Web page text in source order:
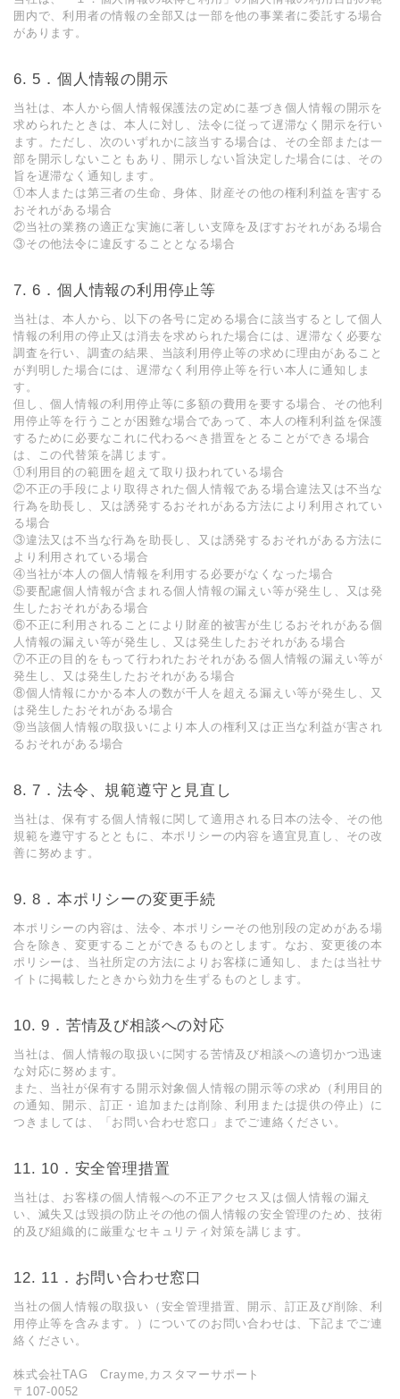
囲内で、利用者の情報の全部又は一部を他の事業者に委託する場合
があります。
5．個⼈情報の開⽰
当社は、本⼈から個⼈情報保護法の定めに基づき個⼈情報の開⽰を
求められたときは、本⼈に対し、法令に従って遅滞なく開⽰を⾏い
ます。ただし、次のいずれかに該当する場合は、その全部または⼀
部を開⽰しないこともあり、開⽰しない旨決定した場合には、その
旨を遅滞なく通知します。
①本⼈または第三者の⽣命、⾝体、財産その他の権利利益を害する
おそれがある場合
②当社の業務の適正な実施に著しい⽀障を及ぼすおそれがある場合
③その他法令に違反することとなる場合
6．個⼈情報の利⽤停⽌等
当社は、本⼈から、以下の各号に定める場合に該当するとして個⼈
情報の利⽤の停⽌⼜は消去を求められた場合には、遅滞なく必要な
調査を⾏い、調査の結果、当該利⽤停⽌等の求めに理由があること
が判明した場合には、遅滞なく利⽤停⽌等を⾏い本⼈に通知しま
す。
但し、個⼈情報の利⽤停⽌等に多額の費⽤を要する場合、その他利
⽤停⽌等を⾏うことが困難な場合であって、本⼈の権利利益を保護
するために必要なこれに代わるべき措置をとることができる場合
は、この代替策を講じます。
①利⽤⽬的の範囲を超えて取り扱われている場合
②不正の⼿段により取得された個⼈情報である場合違法⼜は不当な
⾏為を助⻑し、⼜は誘発するおそれがある⽅法により利⽤されてい
る場合
③違法⼜は不当な⾏為を助⻑し、⼜は誘発するおそれがある⽅法に
より利⽤されている場合
④当社が本⼈の個⼈情報を利⽤する必要がなくなった場合
⑤要配慮個⼈情報が含まれる個⼈情報の漏えい等が発⽣し、⼜は発
⽣したおそれがある場合
⑥不正に利⽤されることにより財産的被害が⽣じるおそれがある個
⼈情報の漏えい等が発⽣し、⼜は発⽣したおそれがある場合
⑦不正の⽬的をもって⾏われたおそれがある個⼈情報の漏えい等が
発⽣し、⼜は発⽣したおそれがある場合
⑧個⼈情報にかかる本⼈の数が千⼈を超える漏えい等が発⽣し、⼜
は発⽣したおそれがある場合
⑨当該個⼈情報の取扱いにより本⼈の権利⼜は正当な利益が害され
るおそれがある場合
7．法令、規範遵守と⾒直し
当社は、保有する個⼈情報に関して適⽤される⽇本の法令、その他
規範を遵守するとともに、本ポリシーの内容を適宜⾒直し、その改
善に努めます。
8．本ポリシーの変更⼿続
本ポリシーの内容は、法令、本ポリシーその他別段の定めがある場
合を除き、変更することができるものとします。なお、変更後の本
ポリシーは、当社所定の⽅法によりお客様に通知し、または当社サ
イトに掲載したときから効⼒を⽣ずるものとします。
9．苦情及び相談への対応
当社は、個⼈情報の取扱いに関する苦情及び相談への適切かつ迅速
な対応に努めます。
また、当社が保有する開⽰対象個⼈情報の開⽰等の求め（利⽤⽬的
の通知、開⽰、訂正・追加または削除、利⽤または提供の停⽌）に
つきましては、「お問い合わせ窓⼝」までご連絡ください。
10．安全管理措置
当社は、お客様の個人情報への不正アクセス又は個人情報の漏え
い、滅失又は毀損の防止その他の個人情報の安全管理のため、技術
的及び組織的に厳重なセキュリティ対策を講じます。
11．お問い合わせ窓⼝
当社の個⼈情報の取扱い（安全管理措置、開⽰、訂正及び削除、利
⽤停⽌等を含みます。）についてのお問い合わせは、下記までご連
絡ください。
株式会社TAG Crayme,カスタマーサポート
〒107-0052